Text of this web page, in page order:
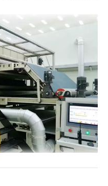
¿Cuál es el uso de una
una máquina